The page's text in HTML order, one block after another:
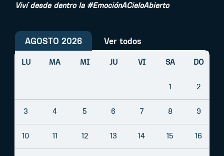
Viví desde dentro la #EmociónACieloAbierto
AGOSTO 2026 Ver todos
LU MA MI JU VI SA DO
1 2
3 4 5 6 7 8 9
10 11 12 13 14 15 16